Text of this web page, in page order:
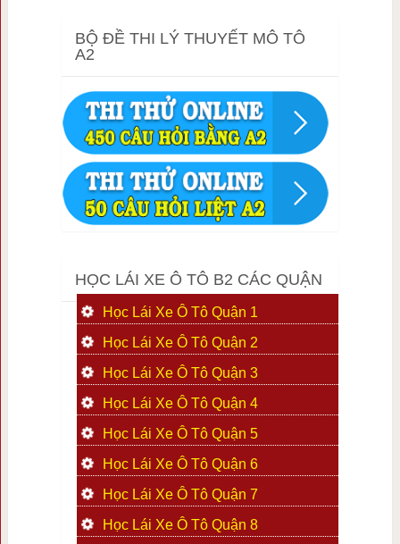
BỘ ĐỀ THI LÝ THUYẾT MÔ TÔ
A2
HỌC LÁI XE Ô TÔ B2 CÁC QUẬN
Học Lái Xe Ô Tô Quận 1
Học Lái Xe Ô Tô Quận 2
Học Lái Xe Ô Tô Quận 3
Học Lái Xe Ô Tô Quận 4
Học Lái Xe Ô Tô Quận 5
Học Lái Xe Ô Tô Quận 6
Học Lái Xe Ô Tô Quận 7
Học Lái Xe Ô Tô Quận 8